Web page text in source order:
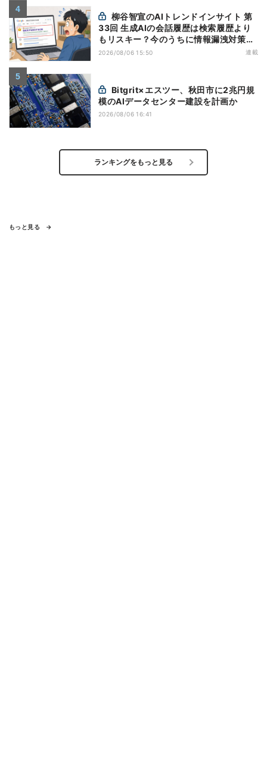
33回 生成AIの会話履歴は検索履歴より
もリスキー？今のうちに情報漏洩対策を
万全にしておこう
2026/08/06 15:50 連載
模のAIデータセンター建設を計画か
2026/08/06 16:41
ランキングをもっと見る
もっと見る